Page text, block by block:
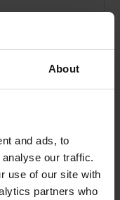
About
and ads, to
our traffic.
use of our site with
partners who